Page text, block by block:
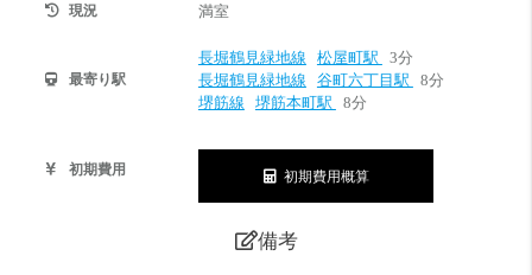
現況 満室
最寄り駅
長堀鶴見緑地線 松屋町駅
3分
長堀鶴見緑地線
谷町六丁目駅
8分
堺筋線
堺筋本町駅 8分
初期費用 初期費用概算
備考